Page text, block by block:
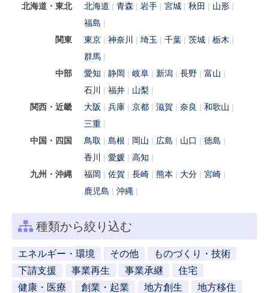
北海道・東北 北海道 青森 岩手 宮城 秋田
山形
福島
関東
東京 神奈川 埼玉 千葉 茨城
栃木
群馬
中部
愛知 静岡 岐阜 新潟 長野
富山
石川
福井
山梨
関西・近畿
大阪 兵庫 京都 滋賀 奈良
和歌山
三重
中国・四国
鳥取 島根 岡山 広島 山口
徳島
香川
愛媛
高知
九州・沖縄
福岡 佐賀 長崎 熊本 大分
宮崎
鹿児島
沖縄
種類から絞り込む
エネルギー・環境 その他
ものづくり・技術
下請支援
事業再生 事業承継
住宅
健康・医療
創業・起業 地方創生
地方移住